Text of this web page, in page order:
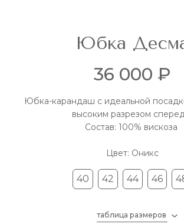
Юбка
36 000 ₽
Юбка-карандаш с идеальной
высоким разрезом
Состав: 100% вискоза
Цвет: Оникс
40 42 44 46
таблица размеров